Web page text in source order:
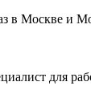
в Москве и
для